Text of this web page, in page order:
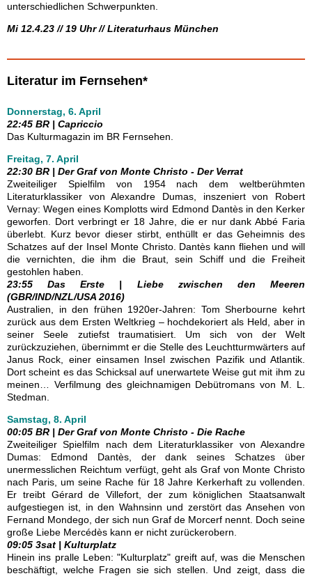
unterschiedlichen Schwerpunkten.
Mi 12.4.23 // 19 Uhr // Literaturhaus München
Literatur im Fernsehen*
Donnerstag, 6. April
22:45 BR | Capriccio
Das Kulturmagazin im BR Fernsehen.
Freitag, 7. April
22:30 BR | Der Graf von Monte Christo - Der Verrat
Zweiteiliger Spielfilm von 1954 nach dem weltberühmten
Literaturklassiker von Alexandre Dumas, inszeniert von Robert
Vernay: Wegen eines Komplotts wird Edmond Dantès in den Kerker
geworfen. Dort verbringt er 18 Jahre, die er nur dank Abbé Faria
überlebt. Kurz bevor dieser stirbt, enthüllt er das Geheimnis des
Schatzes auf der Insel Monte Christo. Dantès kann fliehen und will
die vernichten, die ihm die Braut, sein Schiff und die Freiheit
gestohlen haben.
23:55 Das Erste | Liebe zwischen den Meeren
(GBR/IND/NZL/USA 2016)
Australien, in den frühen 1920er-Jahren: Tom Sherbourne kehrt
zurück aus dem Ersten Weltkrieg – hochdekoriert als Held, aber in
seiner Seele zutiefst traumatisiert. Um sich von der Welt
zurückzuziehen, übernimmt er die Stelle des Leuchtturmwärters auf
Janus Rock, einer einsamen Insel zwischen Pazifik und Atlantik.
Dort scheint es das Schicksal auf unerwartete Weise gut mit ihm zu
meinen… Verfilmung des gleichnamigen Debütromans von M. L.
Stedman.
Samstag, 8. April
00:05 BR | Der Graf von Monte Christo - Die Rache
Zweiteiliger Spielfilm nach dem Literaturklassiker von Alexandre
Dumas: Edmond Dantès, der dank seines Schatzes über
unermesslichen Reichtum verfügt, geht als Graf von Monte Christo
nach Paris, um seine Rache für 18 Jahre Kerkerhaft zu vollenden.
Er treibt Gérard de Villefort, der zum königlichen Staatsanwalt
aufgestiegen ist, in den Wahnsinn und zerstört das Ansehen von
Fernand Mondego, der sich nun Graf de Morcerf nennt. Doch seine
große Liebe Mercédès kann er nicht zurückerobern.
09:05 3sat | Kulturplatz
Hinein ins pralle Leben: "Kulturplatz" greift auf, was die Menschen
beschäftigt, welche Fragen sie sich stellen. Und zeigt, dass die